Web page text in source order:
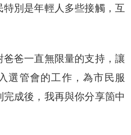
別是年輕人多些接觸，互
爸一直無限量的支持，讓
選管會的工作，為市民服
成後，我再與你分享箇中